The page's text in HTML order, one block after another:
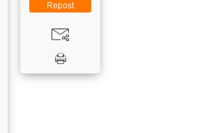
Repost